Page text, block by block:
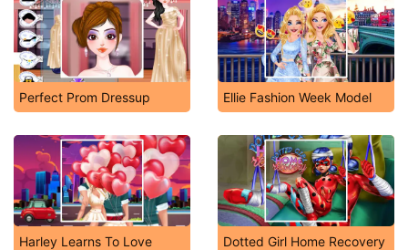
Perfect Prom Dressup Ellie Fashion Week Model
Harley Learns To Love Dotted Girl Home Recovery